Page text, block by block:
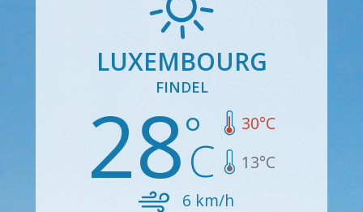
LUXEMBOURG
FINDEL
28 30°C
13°C
6 km/h